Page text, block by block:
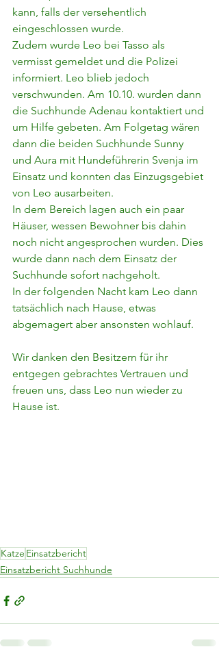
kann, falls der versehentlich
eingeschlossen wurde.
Zudem wurde Leo bei Tasso als
vermisst gemeldet und die Polizei
informiert. Leo blieb jedoch
verschwunden. Am 10.10. wurden dann
die Suchhunde Adenau kontaktiert und
um Hilfe gebeten. Am Folgetag wären
dann die beiden Suchhunde Sunny
und Aura mit Hundeführerin Svenja im
Einsatz und konnten das Einzugsgebiet
von Leo ausarbeiten.
In dem Bereich lagen auch ein paar
Häuser, wessen Bewohner bis dahin
noch nicht angesprochen wurden. Dies
wurde dann nach dem Einsatz der
Suchhunde sofort nachgeholt.
In der folgenden Nacht kam Leo dann
tatsächlich nach Hause, etwas
abgemagert aber ansonsten wohlauf.
Wir danken den Besitzern für ihr
entgegen gebrachtes Vertrauen und
freuen uns, dass Leo nun wieder zu
Hause ist.
Katze Einsatzbericht
Einsatzbericht Suchhunde